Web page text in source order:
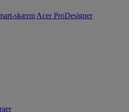
skærm Acer ProDesigner